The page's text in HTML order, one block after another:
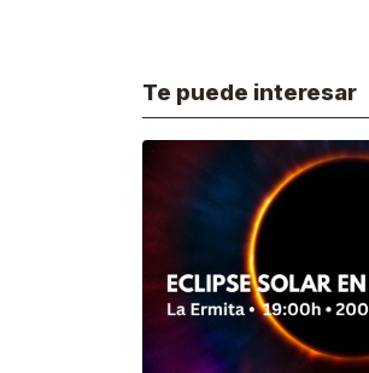
Te puede interesar